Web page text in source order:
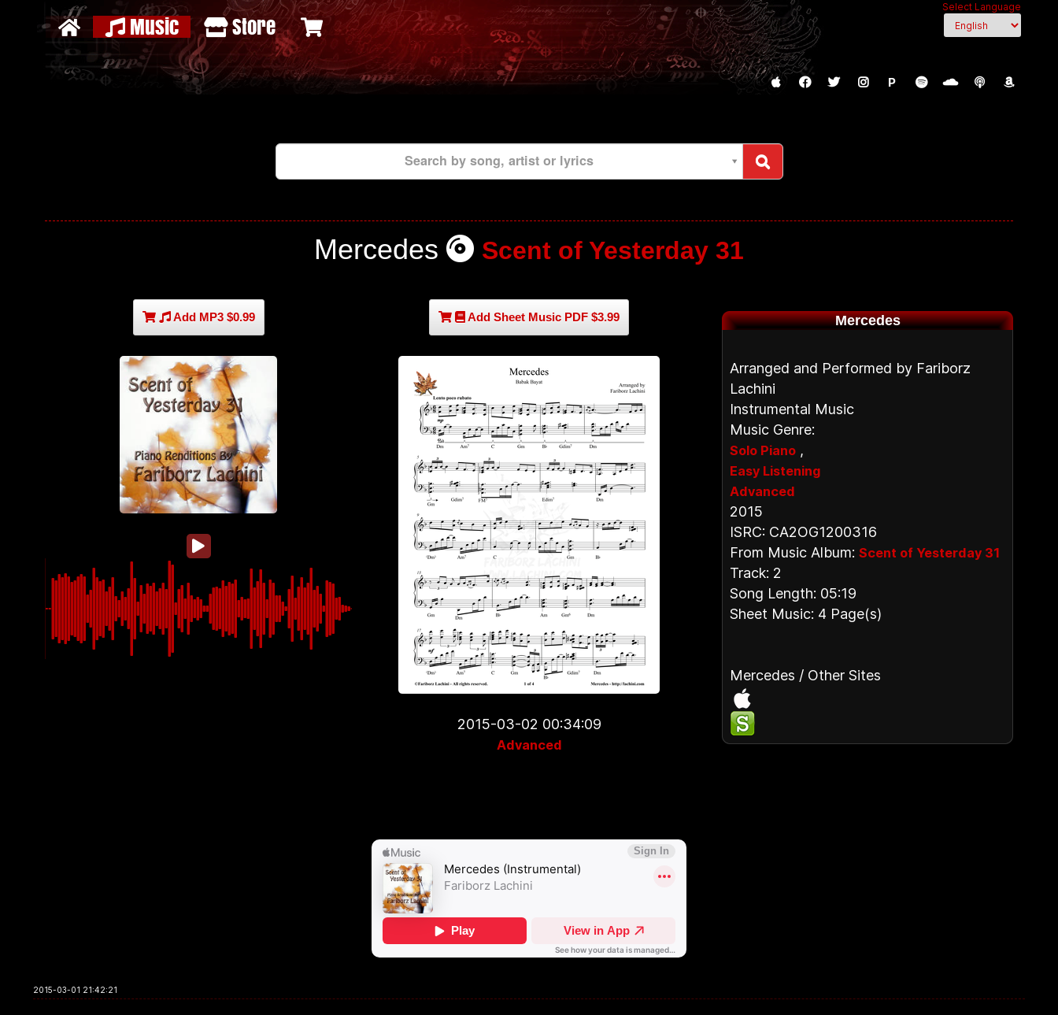
Select Language
Music Store
P
Search by song, artist or lyrics
Mercedes Scent of Yesterday 31
Add MP3 $0.99 Add Sheet Music PDF $3.99
2015-03-02 00:34:09
Advanced
Mercedes
Arranged and Performed by Fariborz
Lachini
Instrumental Music
Music Genre:
Solo Piano ,
Easy Listening
Advanced
2015
ISRC: CA2OG1200316
From Music Album: Scent of Yesterday 31
Track: 2
Song Length: 05:19
Sheet Music: 4 Page(s)
Mercedes / Other Sites
2015-03-01 21:42:21